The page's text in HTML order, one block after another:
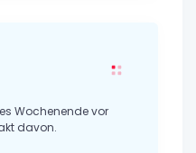
Wochenende vor
davon.